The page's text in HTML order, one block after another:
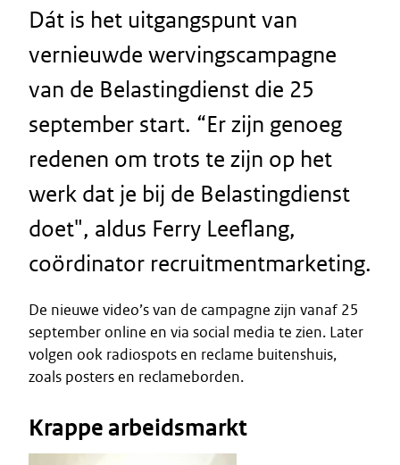
Dát is het uitgangspunt van
vernieuwde wervingscampagne
van de Belastingdienst die 25
september start. “Er zijn genoeg
redenen om trots te zijn op het
werk dat je bij de Belastingdienst
doet", aldus Ferry Leeflang,
coördinator recruitmentmarketing.
De nieuwe video’s van de campagne zijn vanaf 25
september online en via social media te zien. Later
volgen ook radiospots en reclame buitenshuis,
zoals posters en reclameborden.
Krappe arbeidsmarkt